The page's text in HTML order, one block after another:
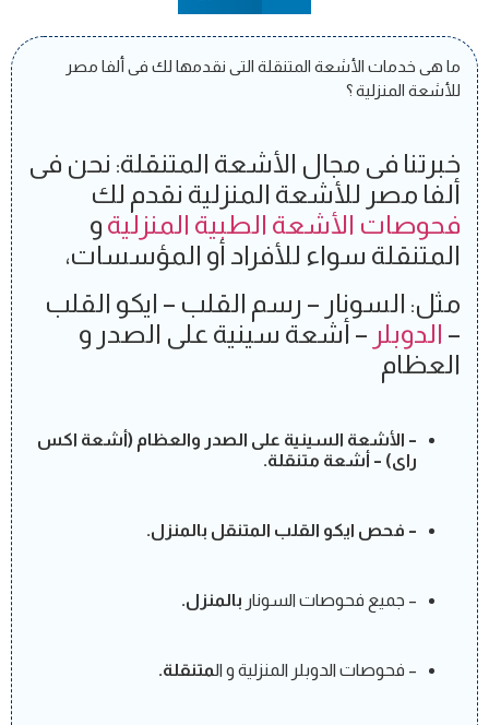
ما هى خدمات الأشعة المتنقلة التى نقدمها لك فى ألفا مصر
للأشعة المنزلية ؟
خبرتنا فى مجال الأشعة المتنقلة: نحن فى
ألفا مصر للأشعة المنزلية نقدم لك
فحوصات الأشعة الطبية المنزلية و
المتنقلة سواء للأفراد أو المؤسسات،
مثل: السونار – رسم القلب – ايكو القلب
– الدوبلر – أشعة سينية على الصدر و
العظام
– الأشعة السينية على الصدر والعظام (أشعة اكس
راى) – أشعة متنقلة.
– فحص ايكو القلب المتنقل بالمنزل.
– جميع فحوصات السونار بالمنزل.
– فحوصات الدوبلر المنزلية و المتنقلة.